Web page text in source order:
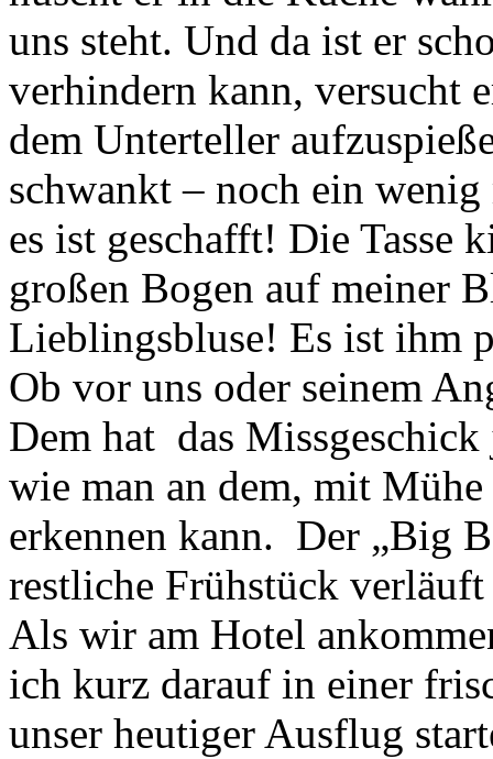
uns steht. Und da ist er
verhindern kann, versucht
dem Unterteller
schwankt – noch ein
es ist geschafft! Die Tasse
großen Bogen auf meiner
Lieblingsbluse! Es ist ihm
Ob vor uns oder seinem
Dem hat das Missgeschick
wie man an dem, mit
erkennen kann. Der „Big
restliche Frühstück
Als wir am Hotel
ich kurz darauf in einer
unser heutiger Ausflug